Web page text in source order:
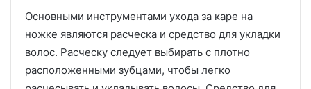
Основными инструментами ухода за каре на
ножке являются расческа и средство для укладки
волос. Расческу следует выбирать с плотно
расположенными зубцами, чтобы легко